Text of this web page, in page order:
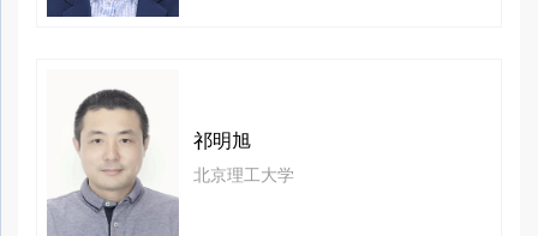
祁明旭
北京理工大学